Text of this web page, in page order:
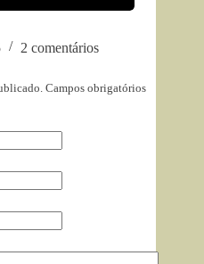
2 comentários
Campos obrigatórios